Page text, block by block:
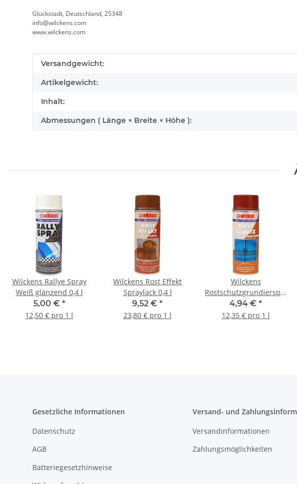
Glückstadt, Deutschland, 25348
info@wilckens.com
www.wilckens.com
Produkteigenschaft
Wert
Versandgewicht:
Artikelgewicht:
Inhalt:
Abmessungen ( Länge × Breite × Höhe ):
Wilckens Rallye Spray
Weiß glänzend 0,4 l
5,00 € *
12,50 € pro 1 l
Wilckens Rost Effekt
Spraylack 0,4 l
9,52 € *
23,80 € pro 1 l
Wilckens
Rostschutzgrundierspray
Rotbraun 0,4 l
4,94 € *
12,35 € pro 1 l
Gesetzliche Informationen
Datenschutz
AGB
Batteriegesetzhinweise
Versand- und
Versandinformationen
Zahlungsmöglichkeiten